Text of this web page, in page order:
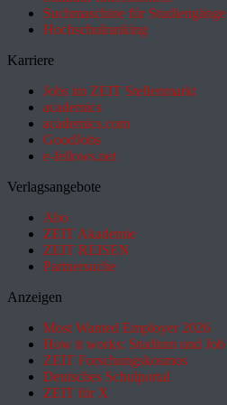
Suchmaschine für Studiengänge
Hochschulranking
Karriere
Jobs im ZEIT Stellenmarkt
academics
academics.com
GoodJobs
e-fellows.net
Verlagsangebote
Abo
ZEIT Akademie
ZEIT REISEN
Partnersuche
Anzeigen
Most Wanted Employer 2026
How it works: Studium und Job
ZEIT Forschungskosmos
Deutsches Schulportal
ZEIT für X